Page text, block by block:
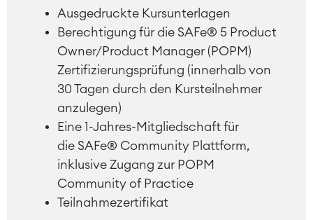
SOLUTIONS
Überstunden
Geschäftsprozesse
LMS / eLearning
ERP Solutions
Reports und Dashboards
Arbeitsmanagement
Knowledge & Information
Enterprise Wiki
Meetings
Social Intranet
Virtual Office
SERVICES
■
■
Ausgedruckte Kursunterlagen
Berechtigung für die SAFe® 5 Product
Owner/Product Manager (POPM)
Zertifizierungsprüfung (innerhalb von
30 Tagen durch den Kursteilnehmer
anzulegen)
Eine 1-Jahres-Mitgliedschaft für
die SAFe® Community Plattform,
inklusive Zugang zur POPM
Community of Practice
Teilnahmezertifikat